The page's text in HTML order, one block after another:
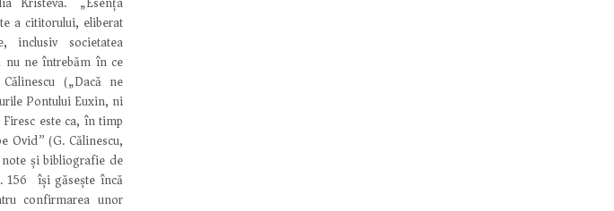
a cititorului, eliberat
inclusiv societatea
nu ne întrebăm în ce
(„Dacă ne
Pontului Euxin, ni
este ca, în timp
Ovid” (G. Călinescu,
și bibliografie de
156) își găsește încă
confirmarea unor